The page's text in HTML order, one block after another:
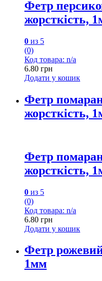
Фетр
жорсткість,
0 из 5
(0)
Код товара: n/a
6.80 грн
Додати у кошик
Фетр
жорсткість,
Фетр
жорсткість,
0 из 5
(0)
Код товара: n/a
6.80 грн
Додати у кошик
Фетр
1мм